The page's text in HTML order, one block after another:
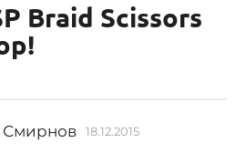
Braid Scissors
Смирнов 18.12.2015